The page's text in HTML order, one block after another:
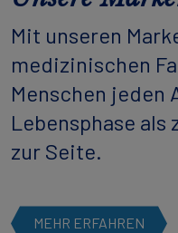
Mit unseren
medizinischen
Menschen jeden
Lebensphase als
zur Seite.
MEHR ERFAHREN